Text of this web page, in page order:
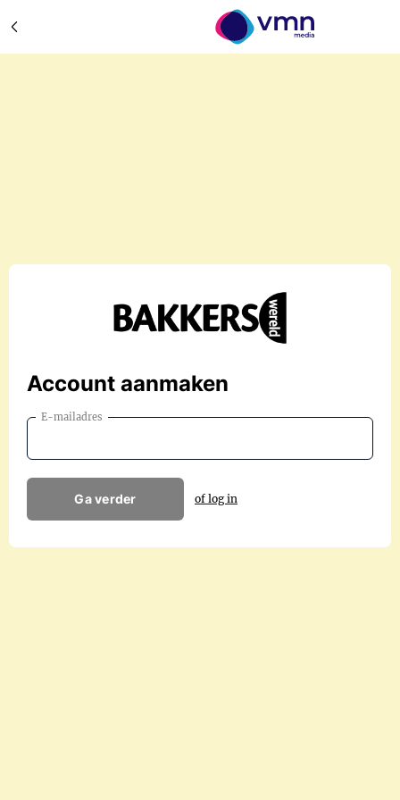
Account aanmaken
E-mailadres
Ga verder of log in